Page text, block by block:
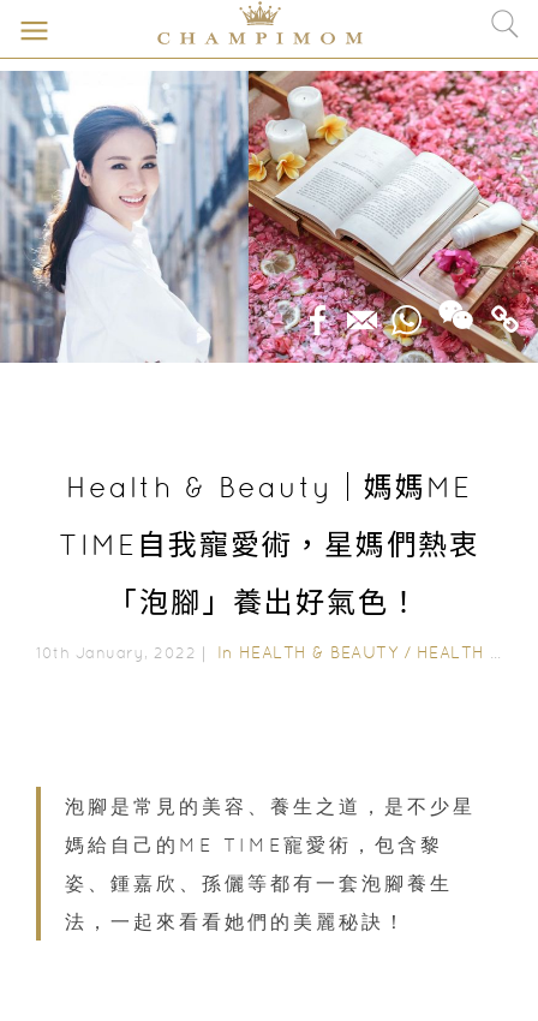
Health & Beauty｜媽媽ME
TIME自我寵愛術，星媽們熱衷
「泡腳」養出好氣色！
10th January, 2022｜ In HEALTH & BEAUTY / HEALTH CARE
泡腳是常見的美容、養生之道，是不少星
媽給自己的ME TIME寵愛術，包含黎
姿、鍾嘉欣、孫儷等都有一套泡腳養生
法，一起來看看她們的美麗秘訣！